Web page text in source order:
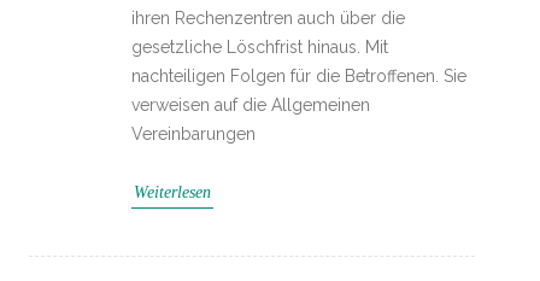
ihren Rechenzentren auch über die
gesetzliche Löschfrist hinaus. Mit
nachteiligen Folgen für die Betroffenen. Sie
verweisen auf die Allgemeinen
Vereinbarungen
Weiterlesen